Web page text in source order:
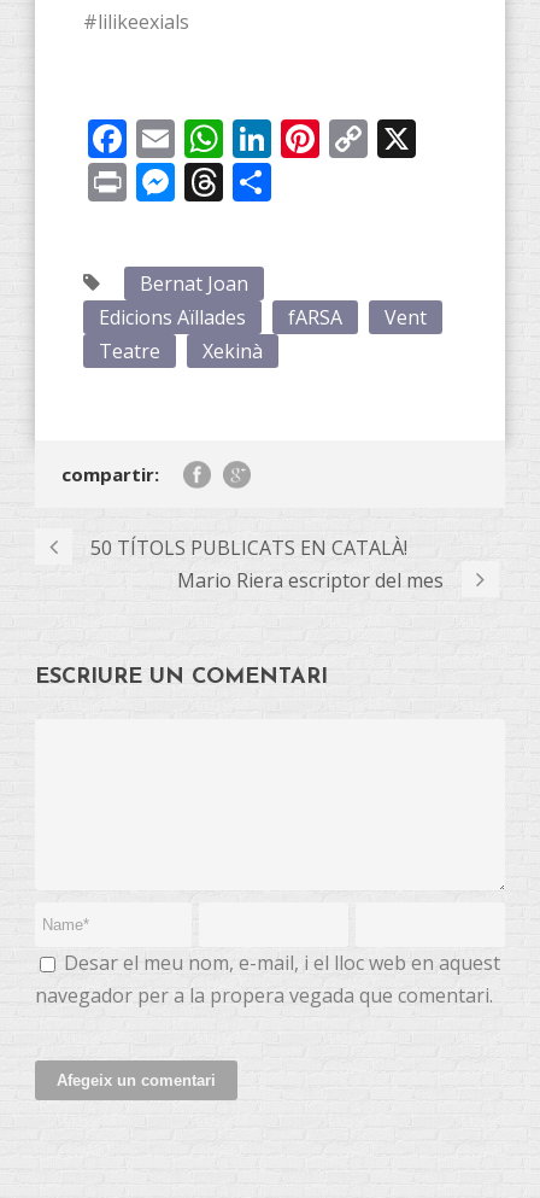
#lilikeexials
Facebook
EmailWhatsApp
LinkedIn
Pinterest
Copy
PrintMessenger
Threads
Bernat Joan
Edicions Aïllades
fARSA
Vent
Teatre
Xekinà
compartir:
50 TÍTOLS PUBLICATS EN CATALÀ!
Mario Riera escriptor del mes
ESCRIURE UN COMENTARI
Desar el meu nom, e-mail, i el lloc web en aquest
navegador per a la propera vegada que comentari.